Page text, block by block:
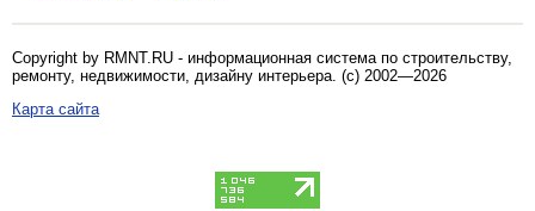
Copyright by RMNT.RU - информационная система по строительству,
ремонту, недвижимости, дизайну интерьера. (c) 2002—2026
Карта сайта